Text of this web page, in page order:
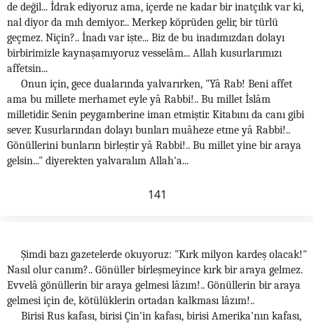
de değil... İdrak ediyoruz ama, içerde ne kadar bir inatçılık var ki,
nal diyor da mıh demiyor... Merkep köprüden gelir, bir türlü
geçmez. Niçin?.. İnadı var işte... Biz de bu inadımızdan dolayı
birbirimizle kaynaşamıyoruz vesselâm... Allah kusurlarımızı
affetsin...
Onun için, gece dualarında yalvarırken, "Yâ Rab! Beni affet
ama bu millete merhamet eyle yâ Rabbi!.. Bu millet İslâm
milletidir. Senin peygamberine iman etmiştir. Kitabını da canı gibi
sever. Kusurlarından dolayı bunları muâheze etme yâ Rabbi!..
Gönüllerini bunların birleştir yâ Rabbi!.. Bu millet yine bir araya
gelsin..." diyerekten yalvaralım Allah'a...
141
Şimdi bazı gazetelerde okuyoruz: "Kırk milyon kardeş olacak!"
Nasıl olur canım?.. Gönüller birleşmeyince kırk bir araya gelmez.
Evvelâ gönüllerin bir araya gelmesi lâzım!.. Gönüllerin bir araya
gelmesi için de, kötülüklerin ortadan kalkması lâzım!..
Birisi Rus kafası, birisi Çin'in kafası, birisi Amerika'nın kafası,